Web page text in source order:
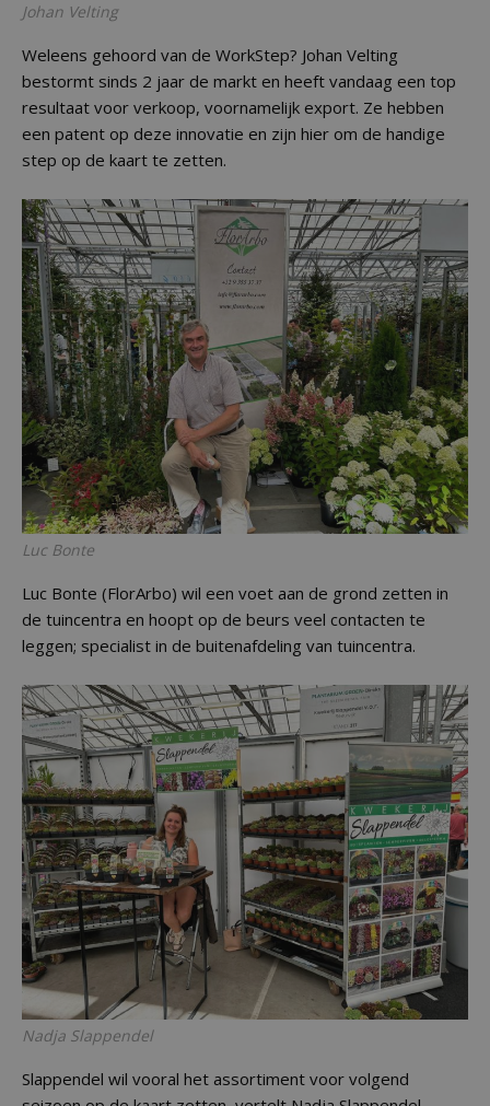
Johan Velting
Weleens gehoord van de WorkStep? Johan Velting
bestormt sinds 2 jaar de markt en heeft vandaag een top
resultaat voor verkoop, voornamelijk export. Ze hebben
een patent op deze innovatie en zijn hier om de handige
step op de kaart te zetten.
Luc Bonte
Luc Bonte (FlorArbo) wil een voet aan de grond zetten in
de tuincentra en hoopt op de beurs veel contacten te
leggen; specialist in de buitenafdeling van tuincentra.
Nadja Slappendel
Slappendel wil vooral het assortiment voor volgend